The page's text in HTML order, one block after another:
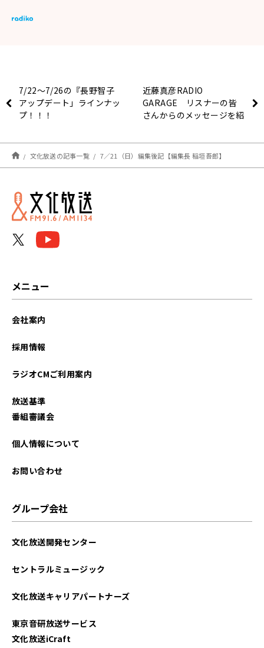
7/22～7/26の『長野智子
アップデート」ラインナッ
プ！！！
近藤真彦RADIO
GARAGE リスナーの皆
さんからのメッセージを紹
文化放送の記事一覧 7／21（日）編集後記【編集長 稲垣吾郎】
メニュー
会社案内
採用情報
ラジオCMご利用案内
放送基準
番組審議会
個人情報について
お問い合わせ
グループ会社
文化放送開発センター
セントラルミュージック
文化放送キャリアパートナーズ
東京音研放送サービス
文化放送iCraft